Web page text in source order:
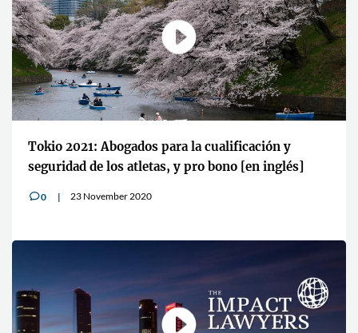
Tokio 2021: Abogados para la cualificación y
seguridad de los atletas, y pro bono [en inglés]
v0 23 November 2020